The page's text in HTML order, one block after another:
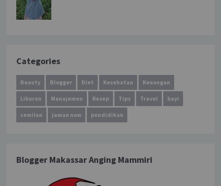
Categories
Beauty Blogger Diet Kesehatan Keuangan
Liburan Manajemen Resep Tips Travel bayi
cemilan jaman now pendidikan
Blogger Makassar Anging Mammiri